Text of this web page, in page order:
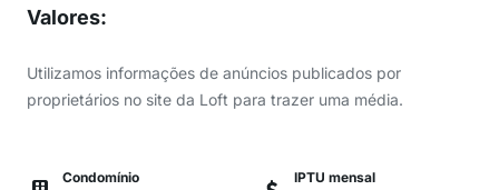
Valores:
Utilizamos informações de anúncios publicados por
proprietários no site da Loft para trazer uma média.
Condomínio
IPTU mensal